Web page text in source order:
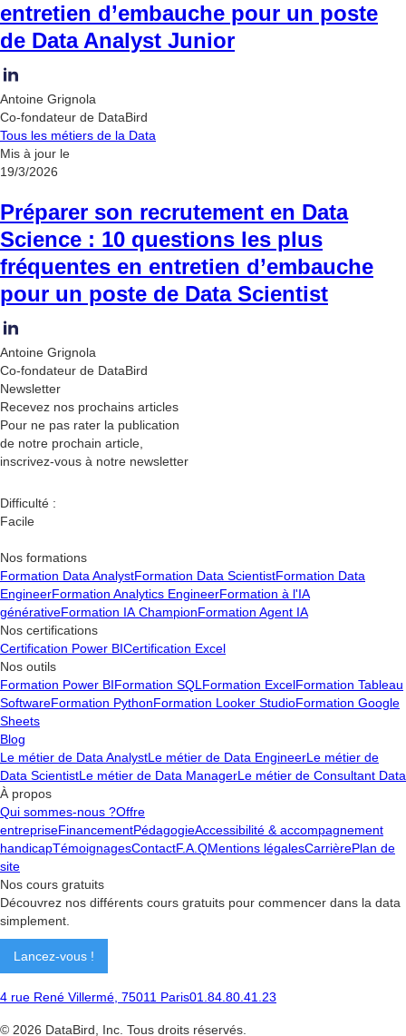
entretien d’embauche pour un poste
de Data Analyst Junior
Antoine Grignola
Co-fondateur de DataBird
Tous les métiers de la Data
Mis à jour le
19/3/2026
Préparer son recrutement en Data
Science : 10 questions les plus
fréquentes en entretien d’embauche
pour un poste de Data Scientist
Antoine Grignola
Co-fondateur de DataBird
Newsletter
Recevez nos prochains articles
Pour ne pas rater la publication
de notre prochain article,
inscrivez-vous à notre newsletter
Difficulté :
Facile
Nos formations
Formation Data AnalystFormation Data ScientistFormation Data
EngineerFormation Analytics EngineerFormation à l'IA
générativeFormation IA ChampionFormation Agent IA
Nos certifications
Certification Power BICertification Excel
Nos outils
Formation Power BIFormation SQL Formation ExcelFormation Tableau
SoftwareFormation PythonFormation Looker StudioFormation Google
Sheets
Blog
Le métier de Data AnalystLe métier de Data EngineerLe métier de
Data ScientistLe métier de Data ManagerLe métier de Consultant Data
À propos
Qui sommes-nous ?Offre
entrepriseFinancementPédagogieAccessibilité & accompagnement
handicapTémoignagesContactF.A.QMentions légalesCarrièrePlan de
site
Nos cours gratuits
Découvrez nos différents cours gratuits pour commencer dans la data
simplement.
Lancez-vous !
4 rue René Villermé, 75011 Paris01.84.80.41.23
© 2026 DataBird, Inc. Tous droits réservés.